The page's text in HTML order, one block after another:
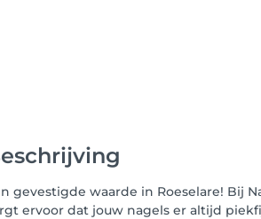
gevestigde waarde in Roeselare! Bij
ervoor dat jouw nagels er altijd